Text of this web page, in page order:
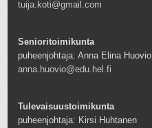
tuija.koti@gmail.com
Senioritoimikunta
puheenjohtaja: Anna Elina Huovio
anna.huovio@edu.hel.fi
Tulevaisuustoimikunta
puheenjohtaja: Kirsi Huhtanen